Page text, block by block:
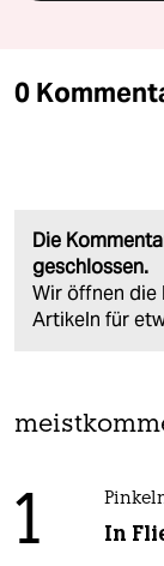
0
Die
geschlossen.
Wir öffnen die
Artikeln für
1 In